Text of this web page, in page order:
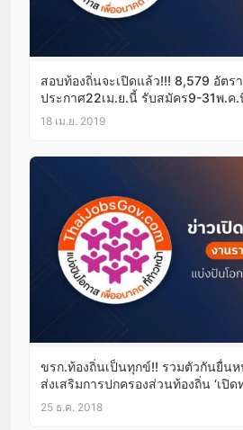
สอบท้องถิ่นจะเปิดแล้ว!!! 8,579 อัตร
ประกาศ22เม.ย.นี้ รับสมัคร9-31พ.ค.
18 เม.ย. 2019
ขรก.ท้องถิ่นเป็นทุกข์!! รวมตัวกันยื่น
ส่งเสริมการปกครองส่วนท้องถิ่น ‘เปิด
ตำแหน่งทับซ้อน-ป่วนหนี้สหกรณ์วุ่นวา
25 ธ.ค. 2018